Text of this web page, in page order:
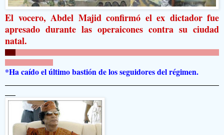
El vocero, Abdel Majid confirmó el ex dictador fue
apresado durante las operaicones contra su ciudad
natal.
*Ha caído el último bastión de los seguidores del régimen.